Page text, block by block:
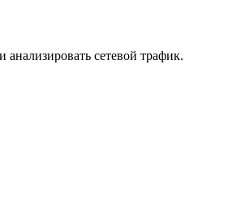
сетевой трафик.